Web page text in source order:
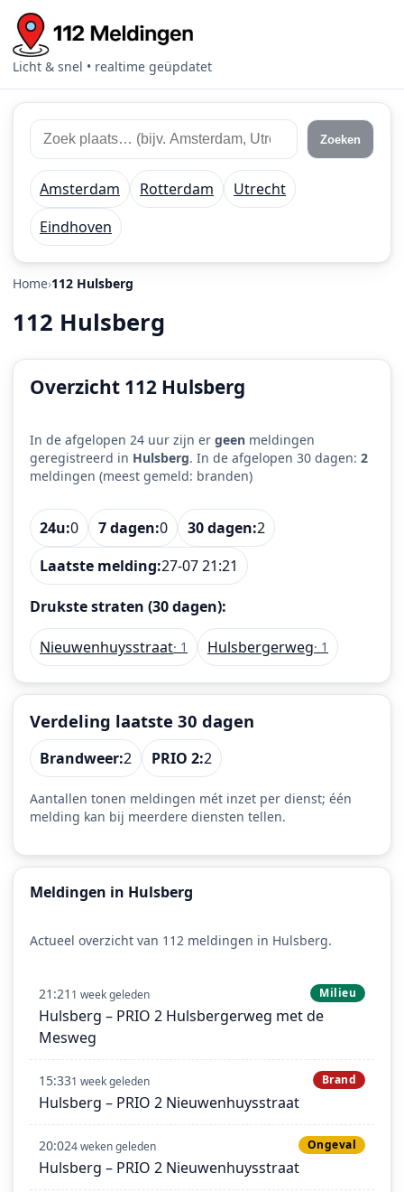
Licht & snel • realtime geüpdatet
Zoek
112
meldingen
Zoek
plaats
of
regio
Zoeken
Amsterdam Rotterdam
Utrecht
Eindhoven
Home 112 Hulsberg
112 Hulsberg
Overzicht 112 Hulsberg
In de afgelopen 24 uur zijn er geen meldingen
geregistreerd in Hulsberg. In de afgelopen 30 dagen: 2
meldingen (meest gemeld: branden)
24u:0 7 dagen:0 30 dagen:2
Laatste melding:27-07 21:21
Drukste straten (30 dagen):
Nieuwenhuysstraat· 1 Hulsbergerweg· 1
Verdeling laatste 30 dagen
Brandweer:2 PRIO 2:2
Aantallen tonen meldingen mét inzet per dienst; één
melding kan bij meerdere diensten tellen.
Meldingen in Hulsberg
Actueel overzicht van 112 meldingen in Hulsberg.
21:21 1 week geleden Milieu
Hulsberg – PRIO 2 Hulsbergerweg met de
Mesweg
15:331 week geleden Brand
Hulsberg – PRIO 2 Nieuwenhuysstraat
20:024 weken geleden Ongeval
Hulsberg – PRIO 2 Nieuwenhuysstraat